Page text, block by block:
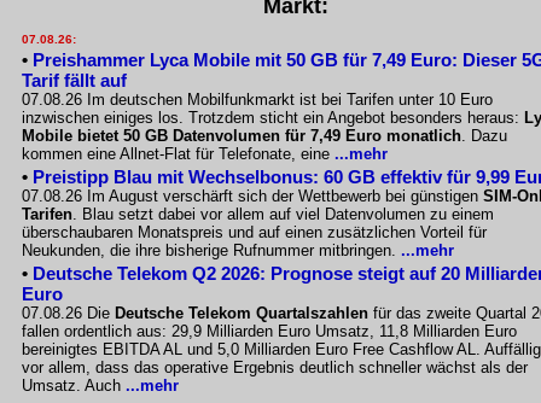
Markt:
07.08.26:
• Preishammer Lyca Mobile mit 50 GB für 7,49 Euro: Dieser
Tarif fällt auf
07.08.26 Im deutschen Mobilfunkmarkt ist bei Tarifen unter 10 Euro
inzwischen einiges los. Trotzdem sticht ein Angebot besonders heraus:
Mobile bietet 50 GB Datenvolumen für 7,49 Euro monatlich. Dazu
kommen eine Allnet-Flat für Telefonate, eine ...mehr
• Preistipp Blau mit Wechselbonus: 60 GB effektiv für 9,99
07.08.26 Im August verschärft sich der Wettbewerb bei günstigen SIM-
Tarifen. Blau setzt dabei vor allem auf viel Datenvolumen zu einem
überschaubaren Monatspreis und auf einen zusätzlichen Vorteil für
Neukunden, die ihre bisherige Rufnummer mitbringen. ...mehr
• Deutsche Telekom Q2 2026: Prognose steigt auf 20
Euro
07.08.26 Die Deutsche Telekom Quartalszahlen für das zweite Quartal
fallen ordentlich aus: 29,9 Milliarden Euro Umsatz, 11,8 Milliarden Euro
bereinigtes EBITDA AL und 5,0 Milliarden Euro Free Cashflow AL.
vor allem, dass das operative Ergebnis deutlich schneller wächst als der
Umsatz. Auch ...mehr